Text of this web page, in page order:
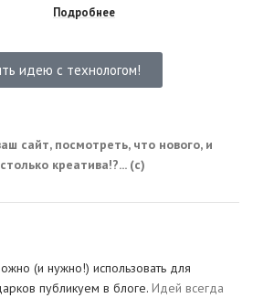
Подробнее
идею с технологом!
сайт, посмотреть, что нового, и
креатива!?... (с)
(и нужно!) использовать для
публикуем в блоге. Идей всегда